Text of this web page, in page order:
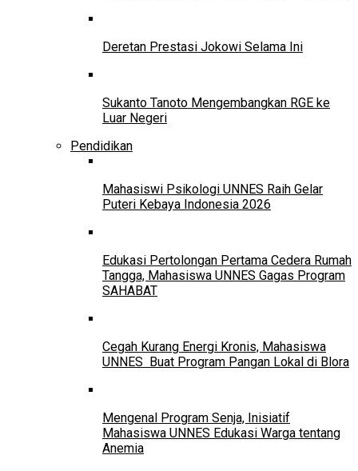
Deretan Prestasi Jokowi Selama Ini
Sukanto Tanoto Mengembangkan RGE ke
Luar Negeri
Pendidikan
Mahasiswi Psikologi UNNES Raih Gelar
Puteri Kebaya Indonesia 2026
Edukasi Pertolongan Pertama Cedera Rumah
Tangga, Mahasiswa UNNES Gagas Program
SAHABAT
Cegah Kurang Energi Kronis, Mahasiswa
UNNES Buat Program Pangan Lokal di Blora
Mengenal Program Senja, Inisiatif
Mahasiswa UNNES Edukasi Warga tentang
Anemia